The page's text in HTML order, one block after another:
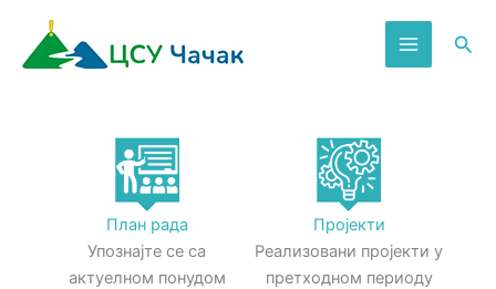
садржај
План рада
Упознајте се са
актуелном понудом
Пројекти
Реализовани пројекти у
претходном периоду